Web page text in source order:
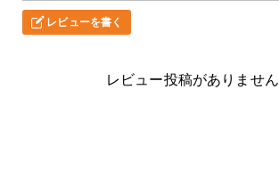
レビューを書く
レビュー投稿がありません